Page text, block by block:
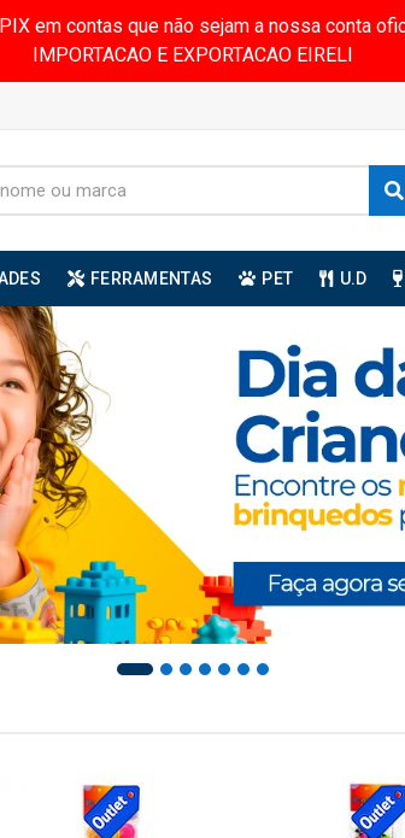
em contas que não sejam a nossa conta
IMPORTACAO E EXPORTACAO EIRELI
FERRAMENTAS PET U.D